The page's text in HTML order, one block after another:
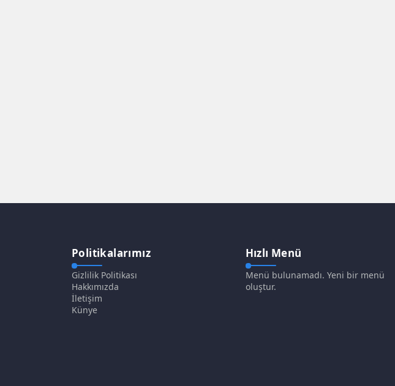
Politikalarımız
Gizlilik Politikası
Hakkımızda
İletişim
Künye
Hızlı Menü
Menü bulunamadı. Yeni bir menü
oluştur.